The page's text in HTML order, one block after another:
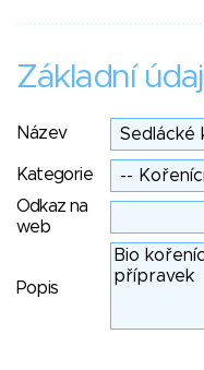
Základní
Název
Kategorie
Odkaz na
web
Popis